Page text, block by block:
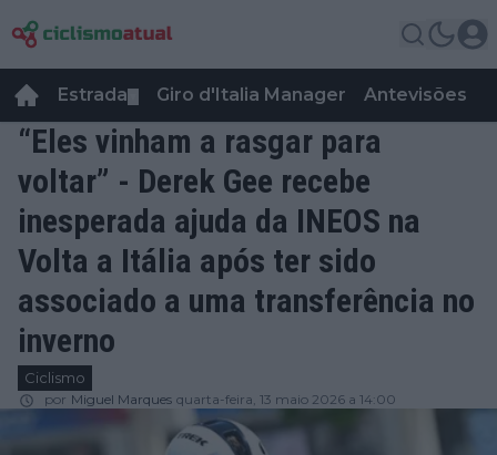
Estrada Giro d'Italia Manager Antevisões
“Eles vinham a rasgar para
voltar” - Derek Gee recebe
inesperada ajuda da INEOS na
Volta a Itália após ter sido
associado a uma transferência no
inverno
Ciclismo
por Miguel Marques quarta-feira, 13 maio 2026 a 14:00